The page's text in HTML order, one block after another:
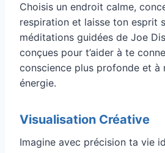
Choisis un endroit calme,
respiration et laisse ton esprit
méditations guidées de Joe
conçues pour t’aider à te
conscience plus profonde et à
énergie.
Visualisation Créative
Imagine avec précision ta vie